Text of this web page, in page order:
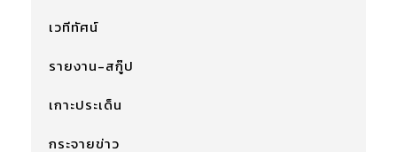
เวทีทัศน์
รายงาน-สกู๊ป
เกาะประเด็น
กระจายข่าว